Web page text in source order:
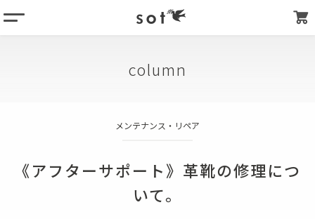
products
store list
column
メンテナンス・リペア
《アフターサポート》革靴の修理につ
いて。